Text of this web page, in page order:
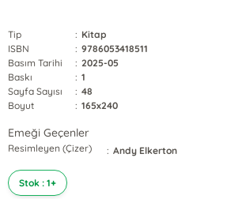
Tip : Kitap
ISBN
: 9786053418511
Basım Tarihi
: 2025-05
Baskı
: 1
Sayfa Sayısı
: 48
Boyut
: 165x240
Emeği Geçenler
Resimleyen (Çizer) : Andy Elkerton
Stok : 1+